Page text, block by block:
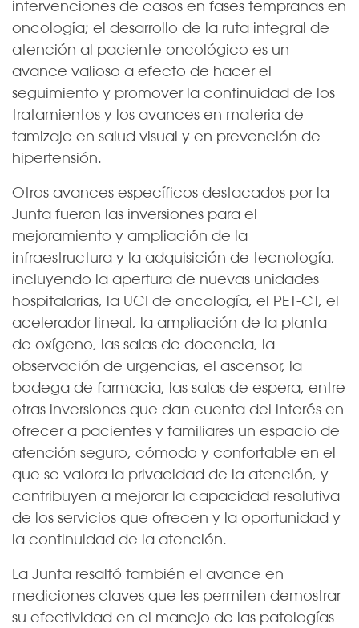
intervenciones de casos en fases tempranas en
oncología; el desarrollo de la ruta integral de
atención al paciente oncológico es un
avance valioso a efecto de hacer el
seguimiento y promover la continuidad de los
tratamientos y los avances en materia de
tamizaje en salud visual y en prevención de
hipertensión.
Otros avances específicos destacados por la
Junta fueron las inversiones para el
mejoramiento y ampliación de la
infraestructura y la adquisición de tecnología,
incluyendo la apertura de nuevas unidades
hospitalarias, la UCI de oncología, el PET-CT, el
acelerador lineal, la ampliación de la planta
de oxígeno, las salas de docencia, la
observación de urgencias, el ascensor, la
bodega de farmacia, las salas de espera, entre
otras inversiones que dan cuenta del interés en
ofrecer a pacientes y familiares un espacio de
atención seguro, cómodo y confortable en el
que se valora la privacidad de la atención, y
contribuyen a mejorar la capacidad resolutiva
de los servicios que ofrecen y la oportunidad y
la continuidad de la atención.
La Junta resaltó también el avance en
mediciones claves que les permiten demostrar
su efectividad en el manejo de las patologías